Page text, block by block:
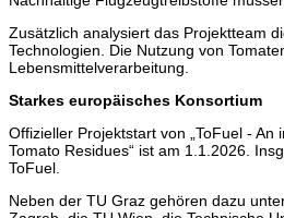
Zusätzlich analysiert das Projektteam
Technologien. Die Nutzung von
Lebensmittelverarbeitung.
Starkes europäisches Konsortium
Offizieller Projektstart von „ToFuel -
Tomato Residues“ ist am 1.1.2026.
ToFuel.
Neben der TU Graz gehören dazu